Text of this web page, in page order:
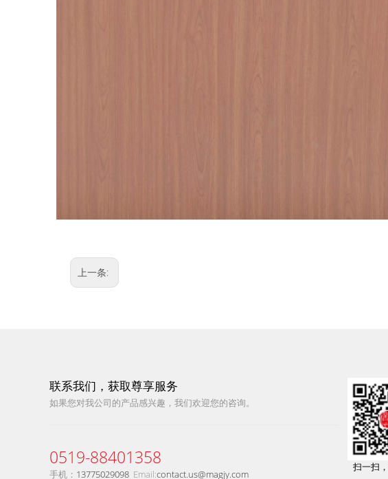
上一条:
联系我们，获取尊享服务
如果您对我公司的产品感兴趣，我们欢迎您的咨询。​​​​​​​
0519-88401358
手机： 13775029098 Email:contact.us@magjy.com​​​​​​​
扫一扫